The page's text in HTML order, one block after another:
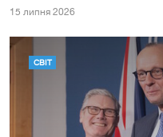
15 липня 2026
СВІТ